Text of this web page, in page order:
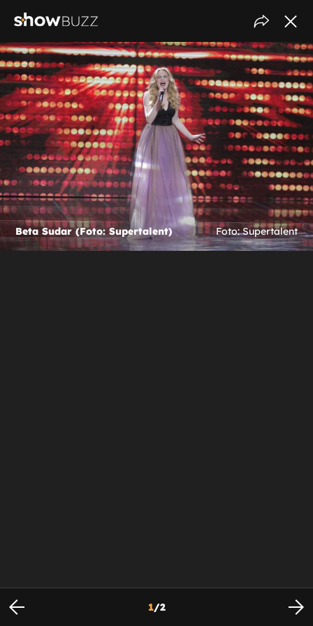
Beta Sudar (Foto: Supertalent) Foto: Supertalent
1/2